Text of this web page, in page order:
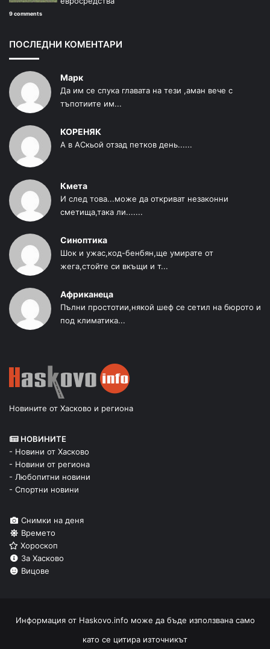
9 comments
ПОСЛЕДНИ КОМЕНТАРИ
Марк
Да им се спука главата на тези ,аман вече с
тъпотиите им...
КОРЕНЯК
А в АСкьой отзад петков день......
Кмета
И след това...може да откриват незаконни
сметища,така ли.......
Синоптика
Шок и ужас,код-бенбян,ще умирате от
жега,стойте си вкъщи и т...
Африканеца
Пълни простотии,някой шеф се сетил на бюрото и
под климатика...
Новините от Хасково и региона
НОВИНИТЕ
- Новини от Хасково
- Новини от региона
- Любопитни новини
- Спортни новини
Снимки на деня
Времето
Хороскоп
За Хасково
Вицове
Информация от Haskovo.info може да бъде използвана само
като се цитира източникът